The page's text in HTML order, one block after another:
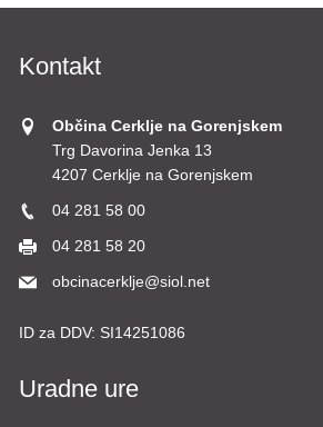
Kontakt
Občina Cerklje na Gorenjskem
Trg Davorina Jenka 13
4207 Cerklje na Gorenjskem
04 281 58 00
04 281 58 20
obcinacerklje@siol.net
ID za DDV: SI14251086
Uradne ure